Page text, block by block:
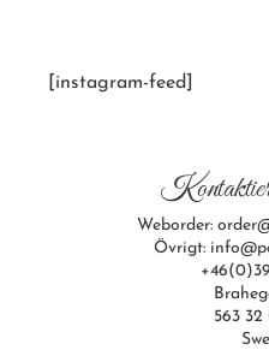
[instagram-feed]
Weborder:
Övrigt:
563 32